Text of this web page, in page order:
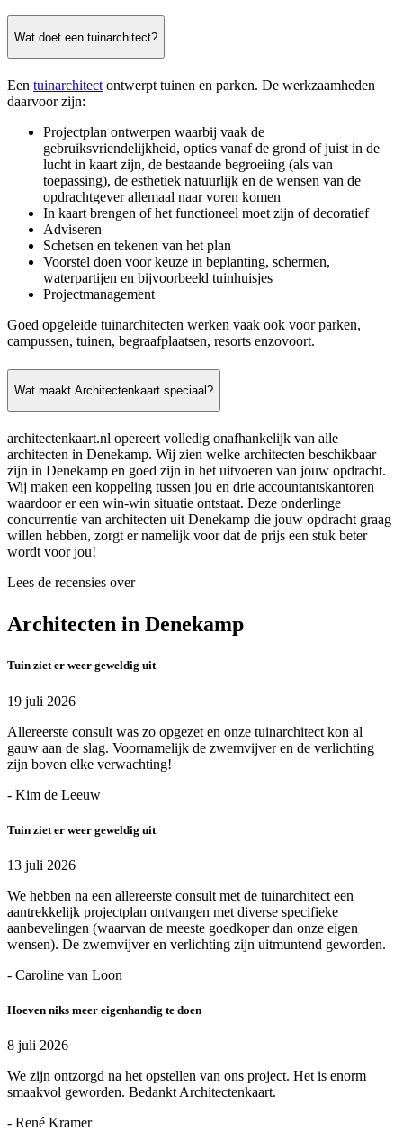
Wat doet een tuinarchitect?
Een tuinarchitect ontwerpt tuinen en parken. De werkzaamheden
daarvoor zijn:
Projectplan ontwerpen waarbij vaak de
gebruiksvriendelijkheid, opties vanaf de grond of juist in de
lucht in kaart zijn, de bestaande begroeiing (als van
toepassing), de esthetiek natuurlijk en de wensen van de
opdrachtgever allemaal naar voren komen
In kaart brengen of het functioneel moet zijn of decoratief
Adviseren
Schetsen en tekenen van het plan
Voorstel doen voor keuze in beplanting, schermen,
waterpartijen en bijvoorbeeld tuinhuisjes
Projectmanagement
Goed opgeleide tuinarchitecten werken vaak ook voor parken,
campussen, tuinen, begraafplaatsen, resorts enzovoort.
Wat maakt Architectenkaart speciaal?
architectenkaart.nl opereert volledig onafhankelijk van alle
architecten in Denekamp. Wij zien welke architecten beschikbaar
zijn in Denekamp en goed zijn in het uitvoeren van jouw opdracht.
Wij maken een koppeling tussen jou en drie accountantskantoren
waardoor er een win-win situatie ontstaat. Deze onderlinge
concurrentie van architecten uit Denekamp die jouw opdracht graag
willen hebben, zorgt er namelijk voor dat de prijs een stuk beter
wordt voor jou!
Lees de recensies over
Architecten in Denekamp
Tuin ziet er weer geweldig uit
19 juli 2026
Allereerste consult was zo opgezet en onze tuinarchitect kon al
gauw aan de slag. Voornamelijk de zwemvijver en de verlichting
zijn boven elke verwachting!
- Kim de Leeuw
Tuin ziet er weer geweldig uit
13 juli 2026
We hebben na een allereerste consult met de tuinarchitect een
aantrekkelijk projectplan ontvangen met diverse specifieke
aanbevelingen (waarvan de meeste goedkoper dan onze eigen
wensen). De zwemvijver en verlichting zijn uitmuntend geworden.
- Caroline van Loon
Hoeven niks meer eigenhandig te doen
8 juli 2026
We zijn ontzorgd na het opstellen van ons project. Het is enorm
smaakvol geworden. Bedankt Architectenkaart.
- René Kramer